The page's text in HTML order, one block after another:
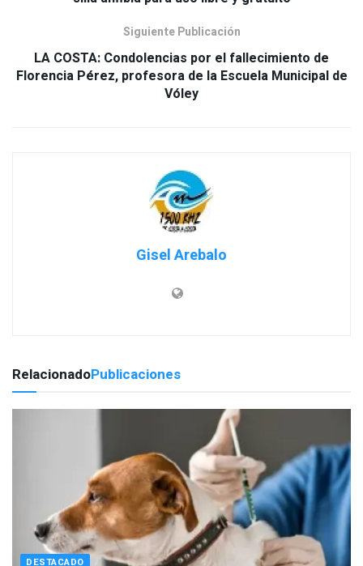
Siguiente Publicación
LA COSTA: Condolencias por el fallecimiento de
Florencia Pérez, profesora de la Escuela Municipal de
Vóley
Gisel Arebalo
RelacionadoPublicaciones
DESTACADO